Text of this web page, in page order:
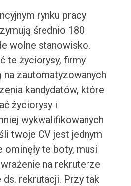
rynku pracy
średnio 180
wolne stanowisko.
te życiorysy, firmy
zautomatyzowanych
kandydatów, które
życiorysy i
wykwalifikowanych
twoje CV jest jednym
te boty, musi
na rekruterze
ds. rekrutacji. Przy tak